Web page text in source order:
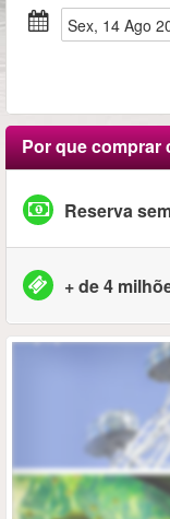
Sex, 14 Ago
Por que comprar
Reserva
+ de 4